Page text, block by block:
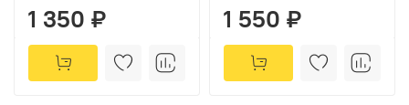
1 350 ₽ 1 550 ₽